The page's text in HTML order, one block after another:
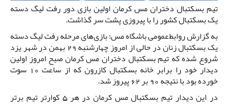
تیم بسکتبال دختران مس کرمان اولین بازی دور رفت لیگ دسته
یک بسکتبال کشور را با پیروزی پشت سر گذاشت.
به گزارش روابط‌عمومی باشگاه مس؛ بازی‌های مرحله رفت لیگ دسته
یک بسکتبال زنان در حالی از امروز چهارشنبه 29 بهمن در شهر یزد
شروع شده که تیم بسکتبال دختران مس کرمان صبح امروز اولین
دیدار خود را برابر خانه بسکتبال کازرون که از ساعت 10 سوت
خورده بود با نتیجه 90 بر 62 پیروز شد.
در این دیدار تیم بسکتبال مس کرمان در هر 5 کوارتر تیم برتر